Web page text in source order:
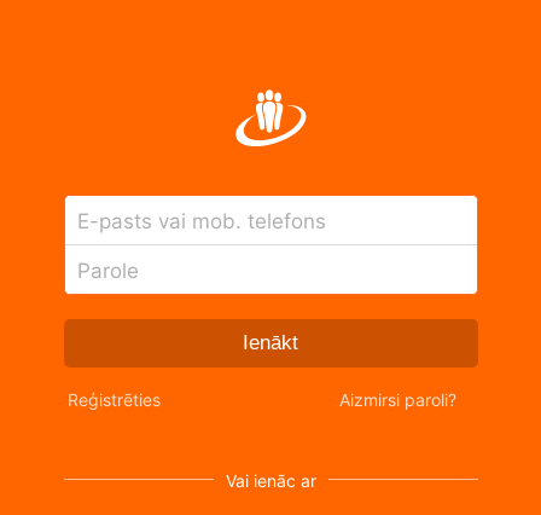
E-pasts vai mob. telefons
Parole
Ienākt
Reģistrēties Aizmirsi paroli?
Vai ienāc ar